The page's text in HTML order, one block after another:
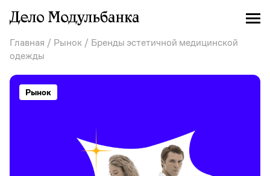
Главная / Рынок / Бренды эстетичной медицинской
одежды
Рынок